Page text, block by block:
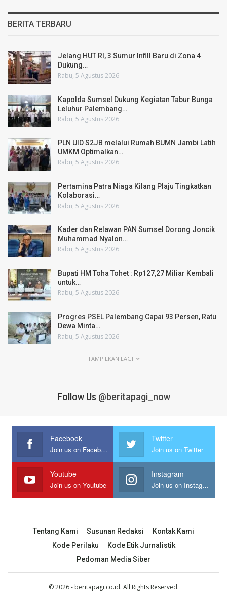
BERITA TERBARU
Jelang HUT RI, 3 Sumur Infill Baru di Zona 4
Dukung…
Rabu, 5 Agustus 2026
Kapolda Sumsel Dukung Kegiatan Tabur Bunga
Leluhur Palembang…
Rabu, 5 Agustus 2026
PLN UID S2JB melalui Rumah BUMN Jambi Latih
UMKM Optimalkan…
Rabu, 5 Agustus 2026
Pertamina Patra Niaga Kilang Plaju Tingkatkan
Kolaborasi…
Rabu, 5 Agustus 2026
Kader dan Relawan PAN Sumsel Dorong Joncik
Muhammad Nyalon…
Rabu, 5 Agustus 2026
Bupati HM Toha Tohet : Rp127,27 Miliar Kembali
untuk…
Rabu, 5 Agustus 2026
Progres PSEL Palembang Capai 93 Persen, Ratu
Dewa Minta…
Rabu, 5 Agustus 2026
TAMPILKAN LAGI
Follow Us @beritapagi_now
Facebook
Join us on Facebook
Twitter
Join us on Twitter
Youtube
Join us on Youtube
Instagram
Join us on Instagram
Tentang Kami Susunan Redaksi
Kontak Kami
Kode Perilaku
Kode Etik Jurnalistik
Pedoman Media Siber
© 2026 - beritapagi.co.id. All Rights Reserved.